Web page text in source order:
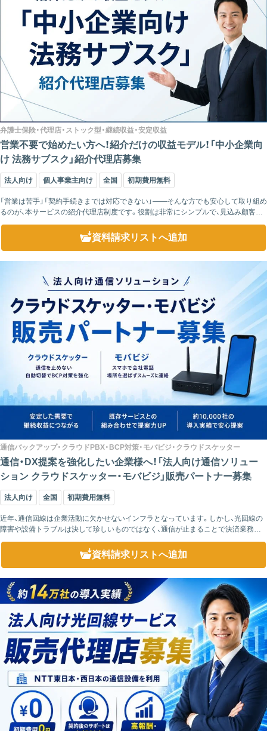
弁護士保険・代理店・ストック型・継続収益・安定収益
営業不要で始めたい方へ！紹介だけの収益モデル！「中小企業向
け 法務サブスク」紹介代理店募集
法人向け 個人事業主向け 全国 初期費用無料
「営業は苦手」「契約手続きまでは対応できない」——そんな方でも安心して取り組め
るのが、本サービスの紹介代理店制度です。役割は非常にシンプルで、見込み顧客を
ご紹介いただくだけ。その後の説明や契約手続き、運用対応はすべて弊社が担当しま
資料請求リストへ追加
通信バックアップ・クラウドPBX・BCP対策・モバビジ・クラウドスケッター
通信・DX提案を強化したい企業様へ！「法人向け通信ソリュー
ション クラウドスケッター・モバビジ」販売パートナー募集
法人向け 全国 初期費用無料
近年、通信回線は企業活動に欠かせないインフラとなっています。しかし、光回線の
障害や設備トラブルは決して珍しいものではなく、通信が止まることで決済業務や
資料請求リストへ追加